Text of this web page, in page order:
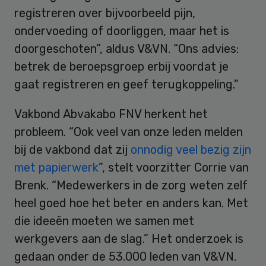
registreren over bijvoorbeeld pijn,
ondervoeding of doorliggen, maar het is
doorgeschoten”, aldus V&VN. “Ons advies:
betrek de beroepsgroep erbij voordat je
gaat registreren en geef terugkoppeling.”
Vakbond Abvakabo FNV herkent het
probleem. “Ook veel van onze leden melden
bij de vakbond dat zij onnodig veel bezig zijn
met papierwerk”, stelt voorzitter Corrie van
Brenk. “Medewerkers in de zorg weten zelf
heel goed hoe het beter en anders kan. Met
die ideeën moeten we samen met
werkgevers aan de slag.” Het onderzoek is
gedaan onder de 53.000 leden van V&VN.